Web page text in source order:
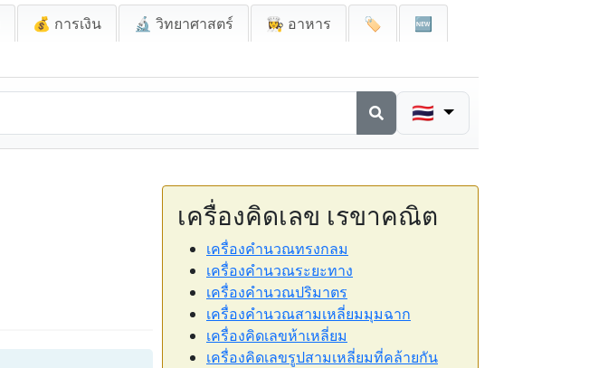
💰 การเงิน 🔬 วิทยาศาสตร์ 👩‍🍳 อาหาร 🏷️
🆕
🇹🇭
เครื่องคิดเลข เรขาคณิต
เครื่องคำนวณทรงกลม
เครื่องคำนวณระยะทาง
เครื่องคำนวณปริมาตร
เครื่องคำนวณสามเหลี่ยมมุมฉาก
เครื่องคิดเลขห้าเหลี่ยม
เครื่องคิดเลขรูปสามเหลี่ยมที่คล้ายกัน